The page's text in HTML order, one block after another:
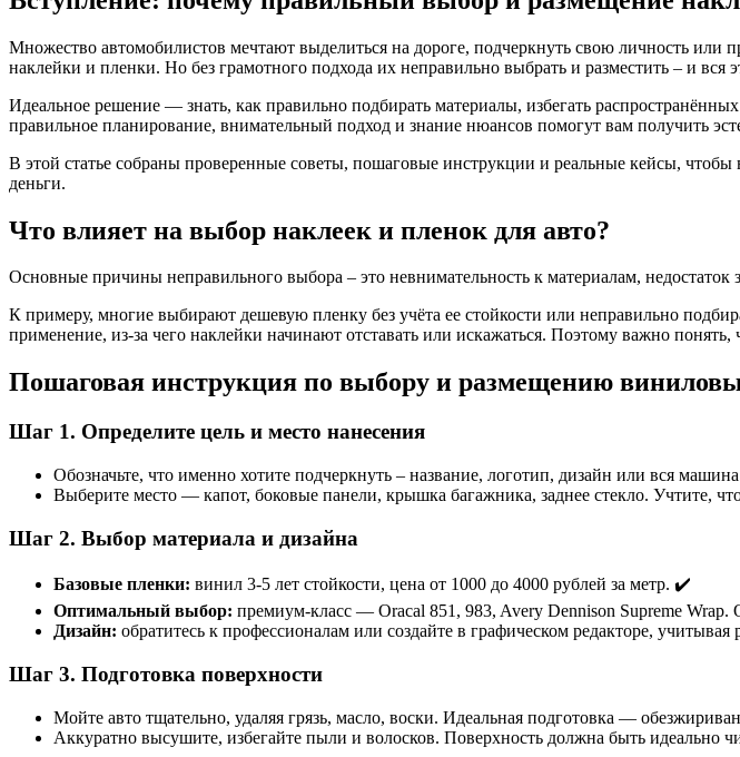
Множество автомобилистов мечтают выделиться на дороге, подчеркнуть свою личность
наклейки и пленки. Но без грамотного подхода их неправильно выбрать и разместить – и
Идеальное решение — знать, как правильно подбирать материалы, избегать
правильное планирование, внимательный подход и знание нюансов помогут вам получить
В этой статье собраны проверенные советы, пошаговые инструкции и реальные кейсы,
деньги.
Что влияет на выбор наклеек и пленок для авто?
Основные причины неправильного выбора – это невнимательность к материалам,
К примеру, многие выбирают дешевую пленку без учёта ее стойкости или неправильно
применение, из-за чего наклейки начинают отставать или искажаться. Поэтому важно
Пошаговая инструкция по выбору и размещению
Шаг 1. Определите цель и место нанесения
Обозначьте, что именно хотите подчеркнуть – название, логотип, дизайн или вся
Выберите место — капот, боковые панели, крышка багажника, заднее стекло. Учтите,
Шаг 2. Выбор материала и дизайна
Базовые пленки: винил 3-5 лет стойкости, цена от 1000 до 4000 рублей за метр. ✔️
Оптимальный выбор: премиум-класс — Oracal 851, 983, Avery Dennison Supreme Wrap.
Дизайн: обратитесь к профессионалам или создайте в графическом редакторе,
Шаг 3. Подготовка поверхности
Мойте авто тщательно, удаляя грязь, масло, воски. Идеальная подготовка —
Аккуратно высушите, избегайте пыли и волосков. Поверхность должна быть идеально